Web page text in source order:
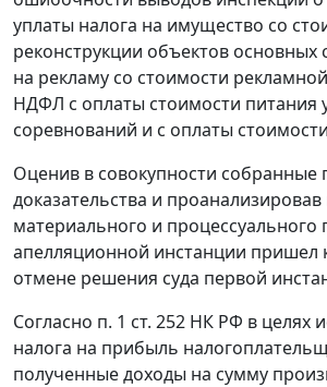
уплаты налога на имущество со
реконструкции объектов основных
на рекламу со стоимости
НДФЛ с оплаты стоимости питания
соревнований и с оплаты
Оценив в совокупности собранные
доказательства и
материального и процессуального
апелляционной инстанции пришел
отмене решения суда первой
Согласно п. 1 ст. 252 НК РФ в целях
налога на прибыль
полученные доходы на сумму